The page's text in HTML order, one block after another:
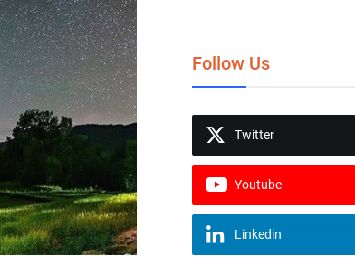
Follow Us
Twitter
Youtube
Linkedin